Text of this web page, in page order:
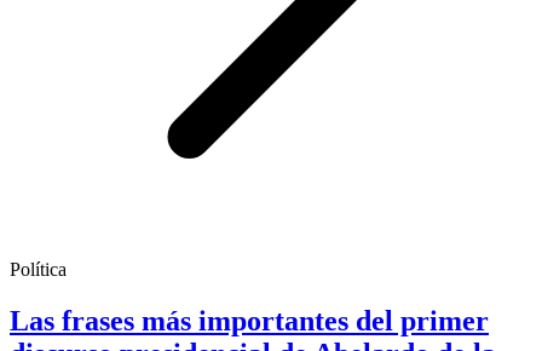
Política
Las frases más importantes del primer